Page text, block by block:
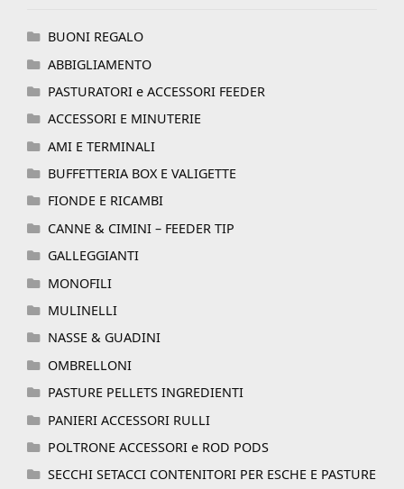
BUONI REGALO
ABBIGLIAMENTO
PASTURATORI e ACCESSORI FEEDER
ACCESSORI E MINUTERIE
AMI E TERMINALI
BUFFETTERIA BOX E VALIGETTE
FIONDE E RICAMBI
CANNE & CIMINI – FEEDER TIP
GALLEGGIANTI
MONOFILI
MULINELLI
NASSE & GUADINI
OMBRELLONI
PASTURE PELLETS INGREDIENTI
PANIERI ACCESSORI RULLI
POLTRONE ACCESSORI e ROD PODS
SECCHI SETACCI CONTENITORI PER ESCHE E PASTURE